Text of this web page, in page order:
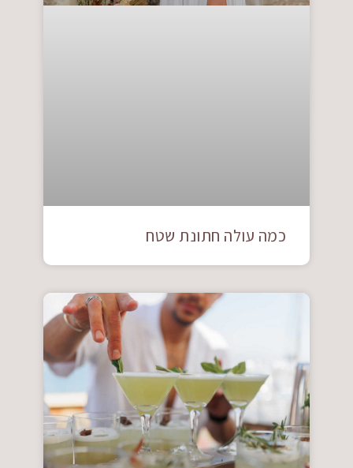
כמה עולה חתונת שטח